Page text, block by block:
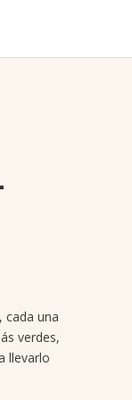
cada una
verdes,
llevarlo